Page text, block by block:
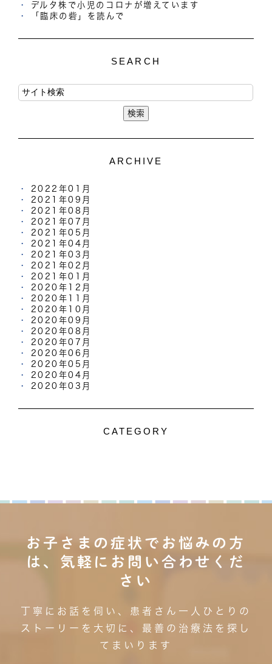
デルタ株で小児のコロナが増えています
「臨床の砦」を読んで
SEARCH
ARCHIVE
2022年01月
2021年09月
2021年08月
2021年07月
2021年05月
2021年04月
2021年03月
2021年02月
2021年01月
2020年12月
2020年11月
2020年10月
2020年09月
2020年08月
2020年07月
2020年06月
2020年05月
2020年04月
2020年03月
CATEGORY
お子さまの症状でお悩みの方
は、気軽にお問い合わせくだ
さい
丁寧にお話を伺い、患者さん一人ひとりの
ストーリーを大切に、最善の治療法を探し
てまいります